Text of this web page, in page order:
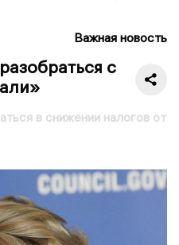
Важная новость
с
в снижении налогов от